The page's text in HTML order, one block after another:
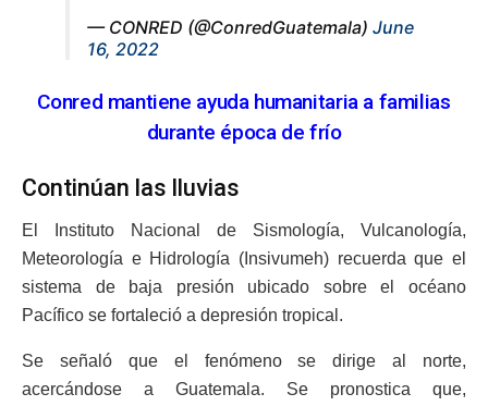
— CONRED (@ConredGuatemala) June
16, 2022
Conred mantiene ayuda humanitaria a familias
durante época de frío
Continúan las lluvias
El Instituto Nacional de Sismología, Vulcanología,
Meteorología e Hidrología (Insivumeh) recuerda que el
sistema de baja presión ubicado sobre el océano
Pacífico se fortaleció a depresión tropical.
Se señaló que el fenómeno se dirige al norte,
acercándose a Guatemala. Se pronostica que,